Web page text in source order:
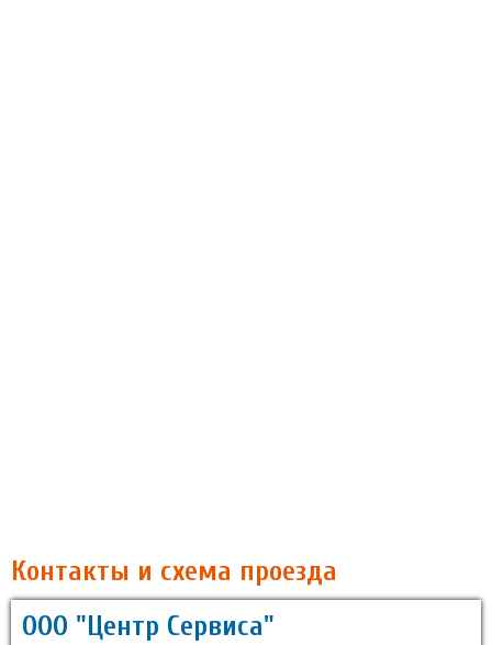
Контакты и схема проезда
ООО "Центр Сервиса"